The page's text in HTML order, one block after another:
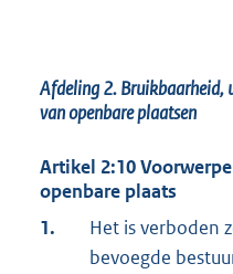
Afdeling2. Bruikbaarheid,
van openbare plaatsen
Artikel 2:10
openbare plaats
1.
Het is verboden
bevoegde